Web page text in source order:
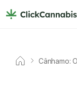
Cânhamo: